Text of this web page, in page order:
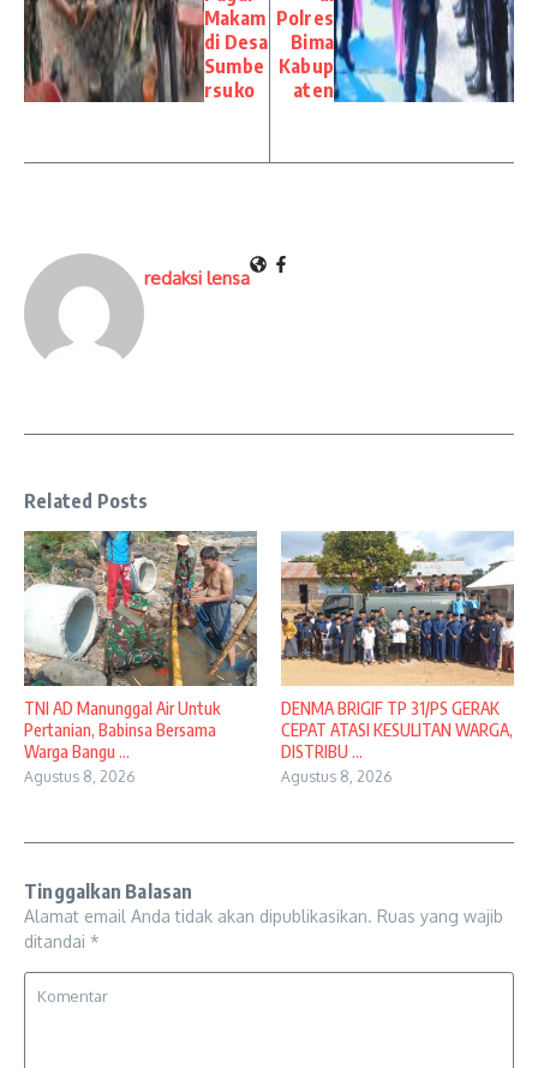
Makam
di Desa
Sumbe
rsuko
Polres
Bima
Kabup
aten
redaksi lensa
Related Posts
TNI AD Manunggal Air Untuk
Pertanian, Babinsa Bersama
Warga Bangu ...
Agustus 8, 2026
DENMA BRIGIF TP 31/PS GERAK
CEPAT ATASI KESULITAN WARGA,
DISTRIBU ...
Agustus 8, 2026
Tinggalkan Balasan
Alamat email Anda tidak akan dipublikasikan. Ruas yang wajib
ditandai *